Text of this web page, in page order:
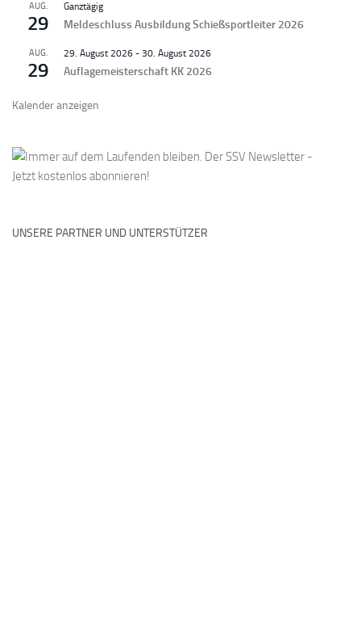
AUG.
29
Ganztägig
Meldeschluss Ausbildung Schießsportleiter 2026
AUG.
29
29. August 2026 - 30. August 2026
Auflagemeisterschaft KK 2026
Kalender anzeigen
UNSERE PARTNER UND UNTERSTÜTZER